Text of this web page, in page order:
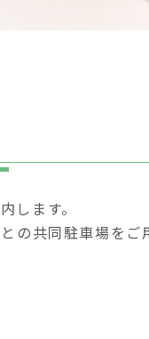
します。
の共同駐車場をご